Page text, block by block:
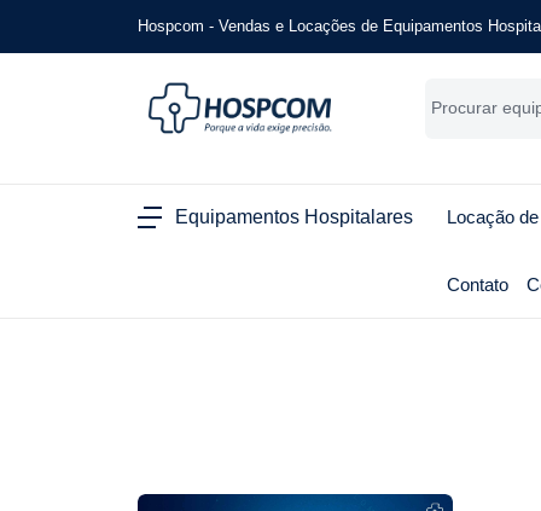
Hospcom - Vendas e Locações de Equipamentos
Equipamentos Hospitalares Locação
Contato